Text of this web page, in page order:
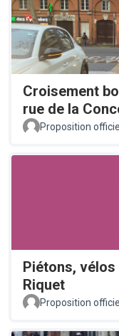
Croisement
rue de la
Proposition
Piétons,
Riquet
Proposition